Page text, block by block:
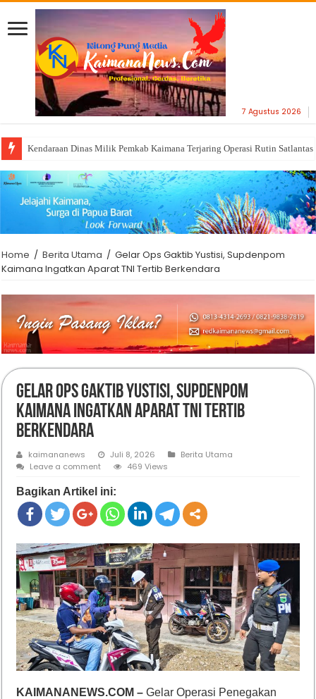
7 Agustus 2026
Kendaraan Dinas Milik Pemkab Kaimana Terjaring Operasi Rutin Satlantas
Home / Berita Utama / Gelar Ops Gaktib Yustisi, Supdenpom
Kaimana Ingatkan Aparat TNI Tertib Berkendara
Gelar Ops Gaktib Yustisi, Supdenpom
Kaimana Ingatkan Aparat TNI Tertib
Berkendara
kaimananews Juli 8, 2026
Berita Utama
Leave a comment
469 Views
Bagikan Artikel ini:
KAIMANANEWS.COM – Gelar Operasi Penegakan